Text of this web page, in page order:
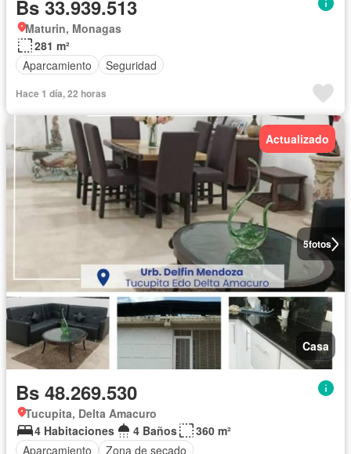
Bs 33.939.513
Maturin, Monagas
281 m²
Aparcamiento
Seguridad
Hace 1 día, 22 horas
5fotos
Actualizado
Casa
Bs 48.269.530
Tucupita, Delta Amacuro
4 Habitaciones
4 Baños
360 m²
Aparcamiento
Zona de secado